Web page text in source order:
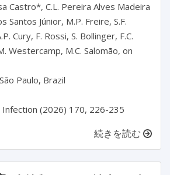
Castro*, C.L. Pereira Alves Madeira
Santos Júnior, M.P. Freire, S.F.
Cury, F. Rossi, S. Bollinger, F.C.
Westercamp, M.C. Salomão, on
Paulo, Brazil
続きを読む